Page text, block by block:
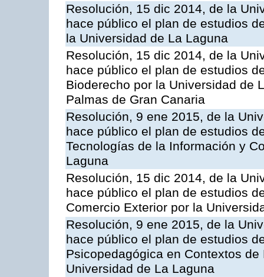
Resolución, 15 dic 2014, de la
hace público el plan de estudios
la Universidad de La Laguna
Resolución, 15 dic 2014, de la
hace público el plan de estudios
Bioderecho por la Universidad de
Palmas de Gran Canaria
Resolución, 9 ene 2015, de la
hace público el plan de estudios
Tecnologías de la Información y
Laguna
Resolución, 15 dic 2014, de la
hace público el plan de estudios
Comercio Exterior por la
Resolución, 9 ene 2015, de la
hace público el plan de estudios
Psicopedagógica en Contextos
Universidad de La Laguna